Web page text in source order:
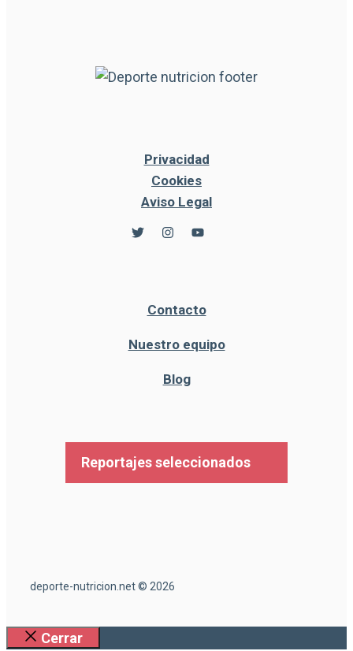
Privacidad
Cookies
Aviso Legal
Contacto
Nuestro equipo
Blog
Reportajes seleccionados
deporte-nutricion.net © 2026
Cerrar